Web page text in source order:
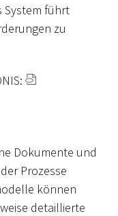
System führt
zu
Dokumente und
Prozesse
können
detaillierte